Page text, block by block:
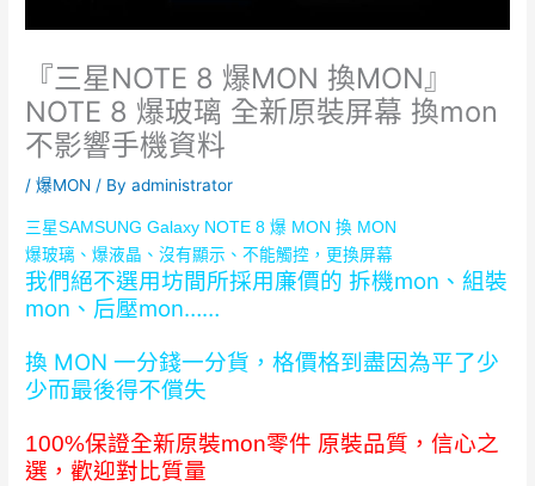
『三星NOTE 8 爆MON 換MON』
NOTE 8 爆玻璃 全新原裝屏幕 換mon
不影響手機資料
/爆MON / Byadministrator
三星SAMSUNG Galaxy NOTE 8 爆 MON 換 MON
爆玻璃、爆液晶、沒有顯示、不能觸控，更換屏幕
我們絕不選用坊間所採用廉價的 拆機mon、組裝
mon、后壓mon……
換 MON 一分錢一分貨，格價格到盡因為平了少
少而最後得不償失
100%保證全新原裝mon零件 原裝品質，信心之
選，歡迎對比質量